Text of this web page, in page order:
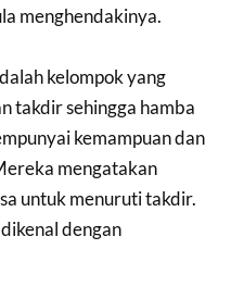
menghendakinya.
kelompok yang
takdir sehingga hamba
kemampuan dan
mengatakan
untuk menuruti takdir.
dengan